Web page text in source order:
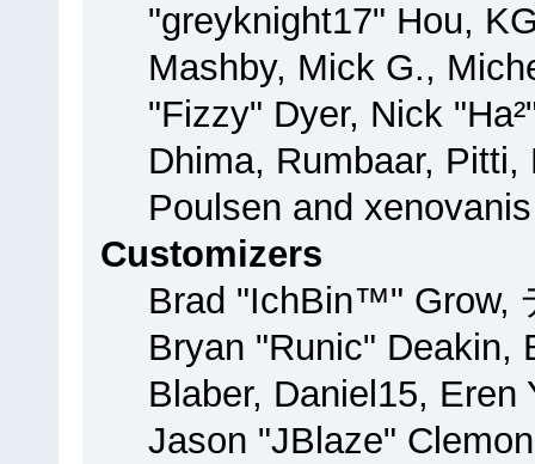
"greyknight17" Hou,
Mashby, Mick G.,
"Fizzy" Dyer, Nick
Dhima, Rumbaar,
Poulsen and xenovanis
Customizers
Brad "IchBin™" Grow,
Bryan "Runic" Deakin,
Blaber, Daniel15,
Jason "JBlaze"